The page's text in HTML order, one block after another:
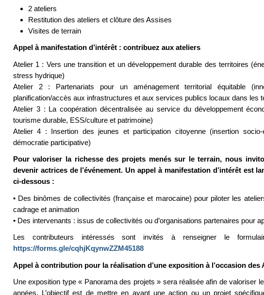
2 ateliers
Restitution des ateliers et clôture des Assises
Visites de terrain
Appel à manifestation d’intérêt : contribuez aux ateliers
Atelier 1 : Vers une transition et un développement durable des territoires
stress hydrique)
Atelier 2 : Partenariats pour un aménagement territorial équitable
planification/accès aux infrastructures et aux services publics locaux dans les
Atelier 3 : La coopération décentralisée au service du développement
tourisme durable, ESS/culture et patrimoine)
Atelier 4 : Insertion des jeunes et participation citoyenne (insertion socio-
démocratie participative)
Pour valoriser la richesse des projets menés sur le terrain, nous
devenir actrices de l’événement. Un appel à manifestation d’intérêt est
ci-dessous :
• Des binômes de collectivités (française et marocaine) pour piloter les
cadrage et animation
• Des intervenants : issus de collectivités ou d’organisations partenaires pour
Les contributeurs intéressés sont invités à renseigner le
https://forms.gle/cqhjKqynwZZM45188
Appel à contribution pour la réalisation d’une exposition à l’occasion des
Une exposition type « Panorama des projets » sera réalisée afin de valoriser
années. L’objectif est de mettre en avant une action ou un projet